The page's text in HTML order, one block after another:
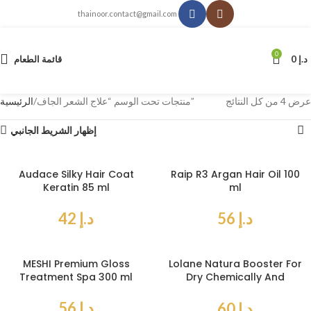
thainoor.contact@gmail.com
قائمة الطعام 0 د.إ
الرئيسية منتجات تحت الوسم “علاج الشعر الجاف” عرض ⁦4⁩ من كل النتائج
إظهار الشريط الجانبي
Audace Silky Hair Coat
Keratin 85 ml
د.إ
Raip R3 Argan Hair Oil 100
ml
د.إ
MESHI Premium Gloss
Treatment Spa 300 ml
Lolane Natura Booster For
Dry Chemically And